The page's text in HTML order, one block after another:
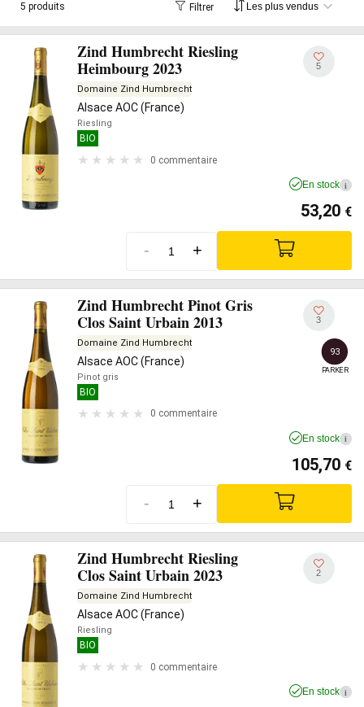
5 produits Filtrer
Zind Humbrecht Riesling
Heimbourg 2023
Domaine Zind Humbrecht
Alsace AOC (France)
Riesling
BIO
0 commentaire
5
En stock i
53,20 €
- +
Zind Humbrecht Pinot Gris
Clos Saint Urbain 2013
Domaine Zind Humbrecht
Alsace AOC (France)
Pinot gris
BIO
0 commentaire
3
93
PARKER
En stock i
105,70 €
- +
Zind Humbrecht Riesling
Clos Saint Urbain 2023
Domaine Zind Humbrecht
Alsace AOC (France)
Riesling
BIO
0 commentaire
2
En stock i